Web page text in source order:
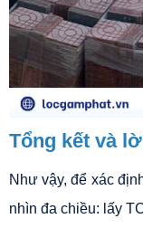
Tổng kết và
Như vậy, để xác
nhìn đa chiều: lấy